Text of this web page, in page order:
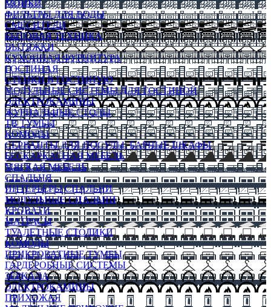
МОЙКИ
ФИЛЬТРЫ ДЛЯ ВОДЫ
СМЕСИТЕЛИ
БЫТОВАЯ ТЕХНИКА
ВЫТЯЖКИ
КУХОННАЯ ФУРНИТУРА
ГОСТИНАЯ
СТЕНКИ В ГОСТИНУЮ
МОДУЛЬНЫЕ СИСТЕМЫ ДЛЯ ГОСТИНОЙ
ЭЛЕКТРОКАМИНЫ
ЖУРНАЛЬНЫЕ СТОЛЫ
ТВ ТУМБЫ
КОМОДЫ
СЕРВАНТЫ ДЛЯ ПОСУДЫ, БАРНЫЕ ШКАФЫ
БЕСКАРКАСНАЯ МЕБЕЛЬ
МЯГКАЯ МЕБЕЛЬ
СПАЛЬНЯ
ИНТЕРЬЕРЫ СПАЛЬНИ
МОДУЛЬНЫЕ СПАЛЬНИ
КРОВАТИ
МАТРАСЫ
ТУАЛЕТНЫЕ СТОЛИКИ
КОМОДЫ
ПРИКРОВАТНЫЕ ТУМБЫ
ГАРДЕРОБНЫЕ СИСТЕМЫ
ЗЕРКАЛА
ЭЛЕКТРОКАМИНЫ
ПРИХОЖАЯ